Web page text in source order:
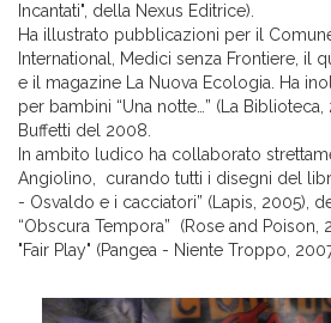
Incantati", della Nexus Editrice).
Ha illustrato pubblicazioni per il
International, Medici senza Frontiere, il
e il magazine La Nuova Ecologia. Ha
per bambini “Una notte…” (La
Buffetti del 2008.
In ambito ludico ha collaborato
Angiolino, curando tutti i disegni del
- Osvaldo e i cacciatori” (Lapis, 2005),
“Obscura Tempora” (Rose and
"Fair Play" (Pangea - Niente Troppo,